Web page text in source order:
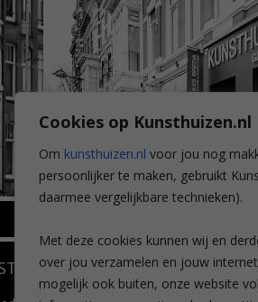
Cookies op Kunsthuizen.nl
Om kunsthuizen.nl voor jou nog
persoonlijker te maken, gebruikt
daarmee vergelijkbare technieken).
Met deze cookies kunnen wij en
over jou verzamelen en jouw
mogelijk ook buiten, onze website
Wilhelminastraat 11
4818 SB Breda
+31 (0)76 5221309
CONTACT